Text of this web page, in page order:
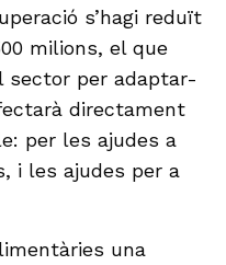
s’hagi reduït
milions, el que
sector per adaptar-
directament
per les ajudes a
i les ajudes per a
una